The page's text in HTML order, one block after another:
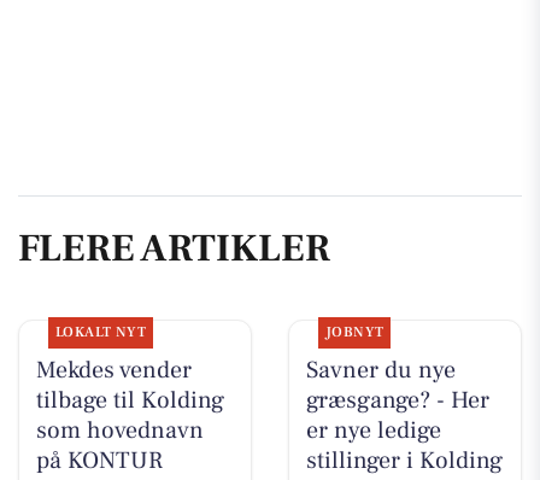
FLERE ARTIKLER
LOKALT NYT
Mekdes vender
tilbage til Kolding
som hovednavn
på KONTUR
JOBNYT
Savner du nye
græsgange? - Her
er nye ledige
stillinger i Kolding